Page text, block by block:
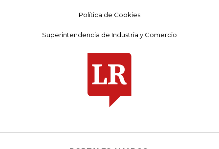
Política de Cookies
Superintendencia de Industria y Comercio